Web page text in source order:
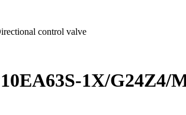
control valve
1X/